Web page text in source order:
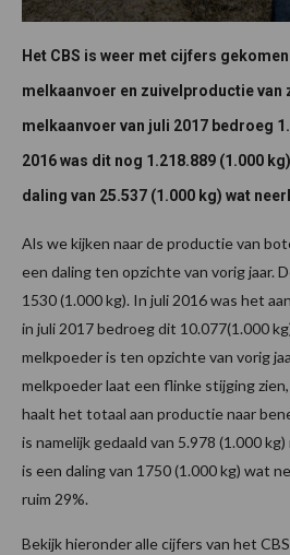
Het CBS is weer met cijfers
melkaanvoer en zuivelproductie van
melkaanvoer van juli 2017 bedroeg
2016 was dit nog 1.218.889 (1.000
daling van 25.537 (1.000 kg) wat
Als we kijken naar de productie van
een daling ten opzichte van vorig jaar.
1530 (1.000 kg). In juli 2016 was het
in juli 2017 bedroeg dit 10.077(1.000
melkpoeder is ten opzichte van vorig
melkpoeder laat een flinke stijging
haalt het totaal aan productie naar
is namelijk gedaald van 5.978 (1.000
is een daling van 1750 (1.000 kg) wat
ruim 29%.
Bekijk hieronder alle cijfers van het